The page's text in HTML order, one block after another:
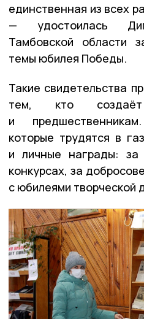
единственная из всех
— удостоилась
Тамбовской области
темы юбилея Победы.
Такие свидетельства
тем, кто
и
которые трудятся в
и личные награды:
конкурсах, за
с юбилеями творческой